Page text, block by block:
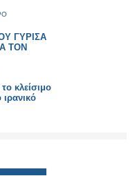
ΓΥΡΙΣΑ
ΤΟΝ
κλείσιμο